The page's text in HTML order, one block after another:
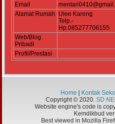
Email
Alamat Rumah
Ulee Kareng
Telp.-
Hp.085277706155
Web/Blog
Pribadi
Profil/Prestasi
Home Kontak
Copyright © 2020. SD
Website engine's code is
Kemdikbud
Best viewed in Mozilla